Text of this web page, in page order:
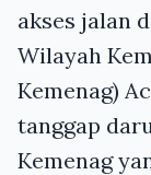
akses jalan
Wilayah
Kemenag)
tanggap
Kemenag